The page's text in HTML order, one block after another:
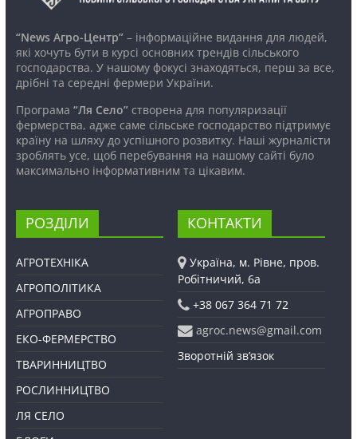
“News Агро-Центр”– інформаційне видання для людей,
які хочуть бути в курсі основних трендів сільського
господарства. У нашому фокусі знаходяться, перш за все,
дрібні та середні фермери України.
Програма “Ля Село”створена для популяризації
фермерства, адже саме сільське господарство підтримує
країну на шляху до успішного розвитку. Наші журналісти
зроблять усе, щоб перебування на нашому сайті було
максимально інформативним та цікавим.
РОЗДІЛИ
АГРОТЕХНІКА
АГРОПОЛІТИКА
АГРОПРАВО
ЕКО-ФЕРМЕРСТВО
ТВАРИННИЦТВО
РОСЛИННИЦТВО
ЛЯ СЕЛО
КОНТАКТИ
Україна, м. Рівне, пров.
Робітничий, 6а
+38 067 364 71 72
agroc.news@gmail.com
Зворотній зв’язок